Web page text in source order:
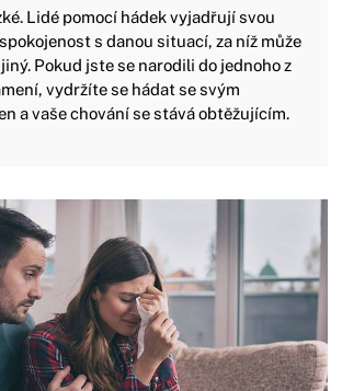
Lidé pomocí hádek vyjadřují svou
s danou situací, za níž může
Pokud jste se narodili do jednoho z
vydržíte se hádat se svým
a vaše chování se stává obtěžujícím.